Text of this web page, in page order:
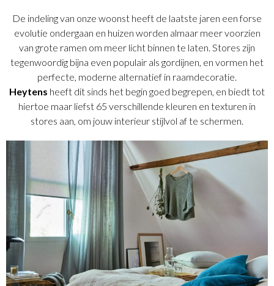
De indeling van onze woonst heeft de laatste jaren een forse
evolutie ondergaan en huizen worden almaar meer voorzien
van grote ramen om meer licht binnen te laten. Stores zijn
tegenwoordig bijna even populair als gordijnen, en vormen het
perfecte, moderne alternatief in raamdecoratie.
Heytens heeft dit sinds het begin goed begrepen, en biedt tot
hiertoe maar liefst 65 verschillende kleuren en texturen in
stores aan, om jouw interieur stijlvol af te schermen.